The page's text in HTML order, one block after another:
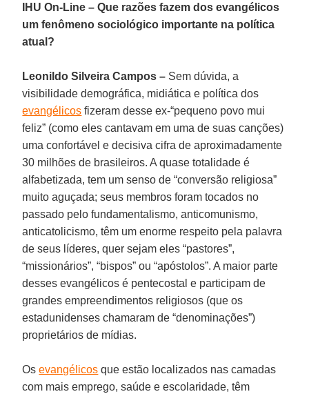
IHU On-Line – Que razões fazem dos evangélicos
um fenômeno sociológico importante na política
atual?
Leonildo Silveira Campos – Sem dúvida, a
visibilidade demográfica, midiática e política dos
evangélicos fizeram desse ex-“pequeno povo mui
feliz” (como eles cantavam em uma de suas canções)
uma confortável e decisiva cifra de aproximadamente
30 milhões de brasileiros. A quase totalidade é
alfabetizada, tem um senso de “conversão religiosa”
muito aguçada; seus membros foram tocados no
passado pelo fundamentalismo, anticomunismo,
anticatolicismo, têm um enorme respeito pela palavra
de seus líderes, quer sejam eles “pastores”,
“missionários”, “bispos” ou “apóstolos”. A maior parte
desses evangélicos é pentecostal e participam de
grandes empreendimentos religiosos (que os
estadunidenses chamaram de “denominações”)
proprietários de mídias.
Osevangélicos que estão localizados nas camadas
com mais emprego, saúde e escolaridade, têm